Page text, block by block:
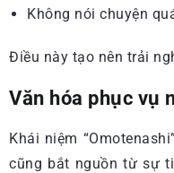
Không nói chuyện
Điều này tạo nên trải
Văn hóa phục vụ
Khái niệm
cũng bắt nguồn từ sự